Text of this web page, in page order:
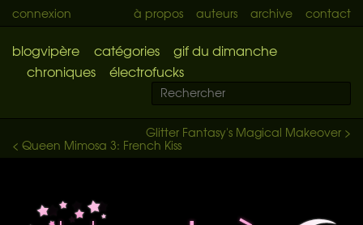
connexion à propos auteurs archive contact
blogvipère catégories
gif du dimanche
chroniques
électrofucks
Glitter Fantasy's Magical Makeover >
< Queen Mimosa 3: French Kiss